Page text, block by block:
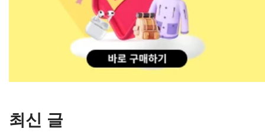
최신 글